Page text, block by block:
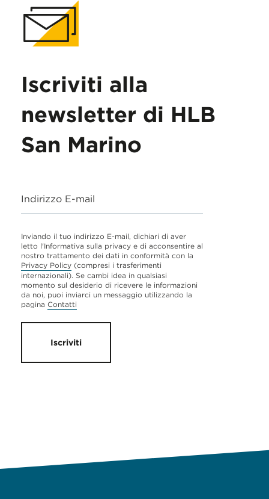
Iscriviti alla
newsletter di HLB
San Marino
Indirizzo E-mail
Inviando il tuo indirizzo E-mail, dichiari di aver
letto l'Informativa sulla privacy e di acconsentire al
nostro trattamento dei dati in conformità con la
Privacy Policy (compresi i trasferimenti
internazionali). Se cambi idea in qualsiasi
momento sul desiderio di ricevere le informazioni
da noi, puoi inviarci un messaggio utilizzando la
pagina Contatti
Iscriviti